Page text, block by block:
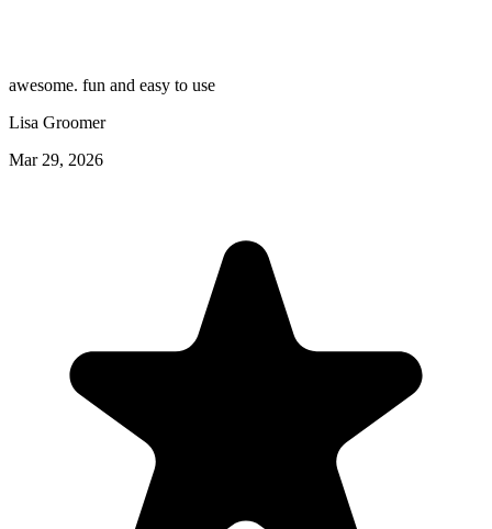
awesome. fun and easy to use
Lisa Groomer
Mar 29, 2026